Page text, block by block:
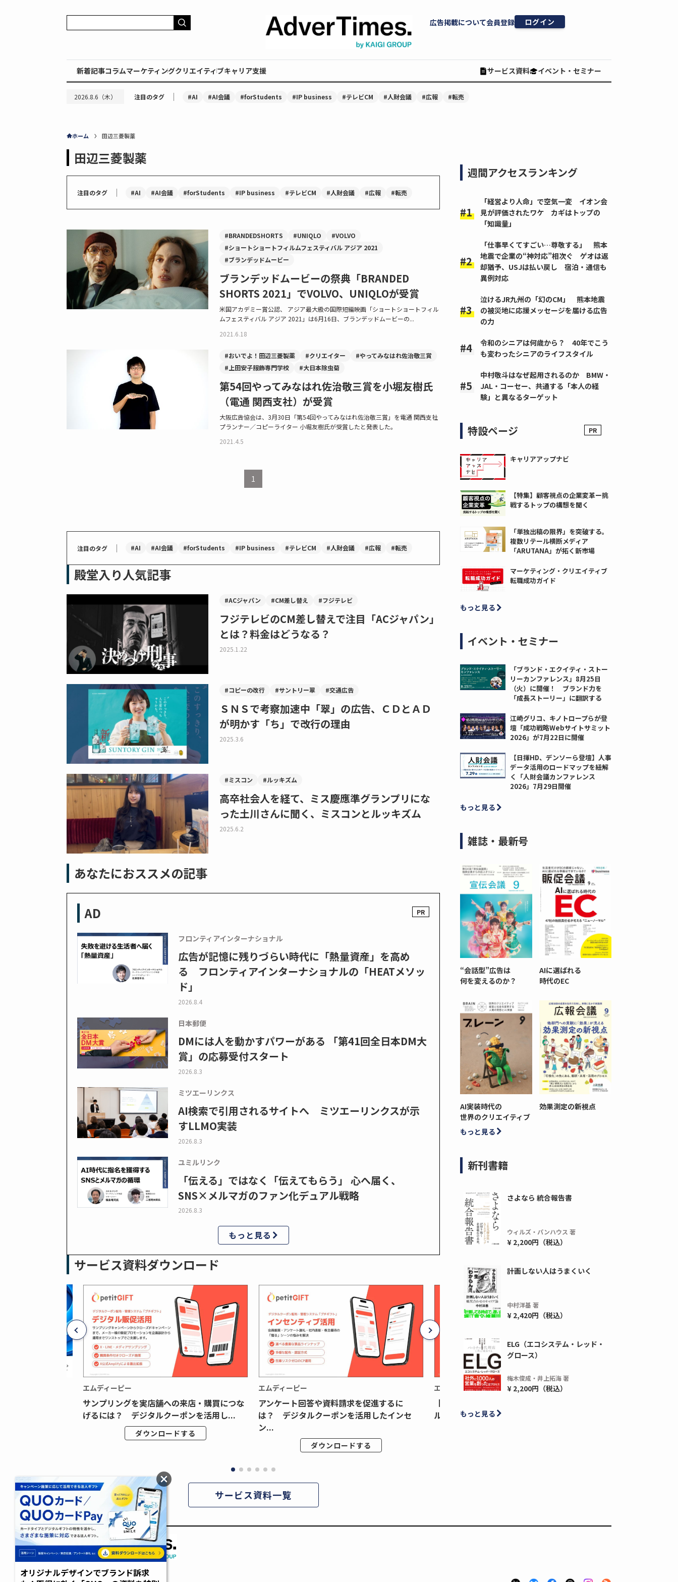
広告掲載について会員登録 ログイン
新着記事コラムマーケティングクリエイティブキャリア支援 サービス資料 イベント・セミナー
2026.8.6（木） 注目のタグ ｜ #AI #AI会議 #forStudents #IP business #テレビCM #人財会議 #広報 #転売
ホーム 田辺三菱製薬
田辺三菱製薬
注目のタグ ｜ #AI #AI会議 #forStudents #IP business #テレビCM #人財会議 #広報 #転売
#BRANDEDSHORTS #UNIQLO
#VOLVO
#ショートショートフィルムフェスティバル アジア 2021
#ブランデッドムービー
ブランデッドムービーの祭典「BRANDED
SHORTS 2021」でVOLVO、UNIQLOが受賞
米国アカデミー賞公認、 アジア最大級の国際短編映画「ショートショートフィル
ムフェスティバル アジア 2021」は6月16日、ブランデッドムービーの...
2021.6.18
#おいでよ！田辺三菱製薬 #クリエイター
#やってみなはれ佐治敬三賞
#上田安子服飾専門学校
#大日本除虫菊
第54回やってみなはれ佐治敬三賞を小堀友樹氏
（電通 関西支社）が受賞
大阪広告協会は、3月30日「第54回やってみなはれ佐治敬三賞」を電通 関西支社
プランナー／コピーライター 小堀友樹氏が受賞したと発表した。
2021.4.5
1
注目のタグ ｜ #AI #AI会議 #forStudents #IP business #テレビCM #人財会議 #広報 #転売
殿堂入り人気記事
#ACジャパン #CM差し替え #フジテレビ
フジテレビのCM差し替えで注目「ACジャパン」
とは？料金はどうなる？
2025.1.22
#コピーの改行 #サントリー翠 #交通広告
ＳＮＳで考察加速中「翠」の広告、ＣＤとＡＤ
が明かす「ち」で改行の理由
2025.3.6
#ミスコン #ルッキズム
高卒社会人を経て、ミス慶應準グランプリにな
った土川さんに聞く、ミスコンとルッキズム
2025.6.2
あなたにおススメの記事
AD
フロンティアインターナショナル
広告が記憶に残りづらい時代に「熱量資産」を高め
る フロンティアインターナショナルの「HEATメソッ
ド」
2026.8.4
日本郵便
DMには人を動かすパワーがある 「第41回全日本DM大
賞」の応募受付スタート
2026.8.3
ミツエーリンクス
AI検索で引用されるサイトへ ミツエーリンクスが示
すLLMO実装
2026.8.3
ユミルリンク
「伝える」ではなく「伝えてもらう」 心へ届く、
SNS×メルマガのファン化デュアル戦略
2026.8.3
もっと見る
サービス資料ダウンロード
エムディーピー
サンプリングを実店舗への来店・購買につな
げるには？ デジタルクーポンを活用し...
ダウンロードする
エムディーピー
アンケート回答や資料請求を促進するに
は？ デジタルクーポンを活用したインセ
ン...
ダウンロードする
エムディーピー
【月間1,000万本以上の配布実績！】デジタ
ルクーポンを活用した販促キャンペーンを...
サービス資料一覧
週間アクセスランキング
「経営より人命」で空気一変 イオン会
見が評価されたワケ カギはトップの
「知識量」
「仕事早くてすごい…尊敬する」 熊本
地震で企業の“神対応”相次ぐ ゲオは返
却猶予、USJは払い戻し 宿泊・通信も
異例対応
泣けるJR九州の「幻のCM」 熊本地震
の被災地に応援メッセージを届ける広告
の力
令和のシニアは何歳から？ 40年でこう
も変わったシニアのライフスタイル
中村敬斗はなぜ起用されるのか BMW・
JAL・コーセー、共通する「本人の経
験」と異なるターゲット
特設ページ
キャリアアップナビ
【特集】顧客視点の企業変革ー挑
戦するトップの構想を聞く
「単独出稿の限界」を突破する。
複数リテール横断メディア
「ARUTANA」が拓く新市場
マーケティング・クリエイティブ
転職成功ガイド
もっと見る
イベント・セミナー
「ブランド・エクイティ・ストー
リーカンファレンス」8月25日
（火）に開催！ ブランド力を
「成長ストーリー」に翻訳する
江崎グリコ、キノトロープらが登
壇「成功戦略Webサイトサミット
2026」が7月22日に開催
【日揮HD、デンソーら登壇】人事
データ活用のロードマップを紐解
く「人財会議カンファレンス
2026」7月29日開催
もっと見る
雑誌・最新号
“会話型”広告は
何を変えるのか？
AIに選ばれる
時代のEC
AI実装時代の
世界のクリエイティブ
効果測定の新視点
もっと見る
新刊書籍
さよなら 統合報告書
ウィルズ・パンハウス 著
¥ 2,200円（税込）
計画しない人はうまくいく
中村洋基 著
¥ 2,420円（税込）
ELG（エコシステム・レッド・
グロース）
梅木俊成・井上拓海 著
¥ 2,200円（税込）
もっと見る
オリジナルデザインでブランド訴求